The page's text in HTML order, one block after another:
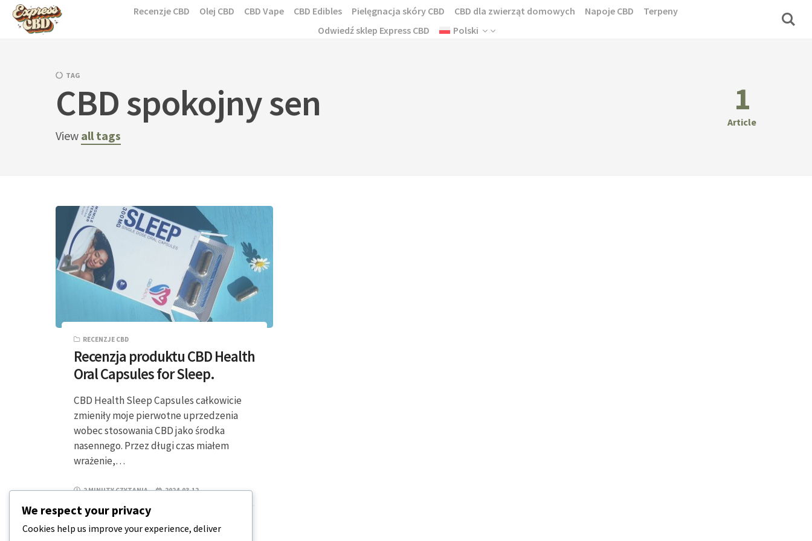
Skip
Recenzje CBD Olej CBD CBD Vape CBD Edibles Pielęgnacja skóry CBD CBD dla zwierząt domowych Napoje CBD
Terpeny
Odwiedź sklep Express CBD
Polski
TAG
CBD spokojny sen
View all tags
1
Article
RECENZJE CBD
Recenzja produktu CBD Health
Oral Capsules for Sleep.
CBD Health Sleep Capsules całkowicie
zmieniły moje pierwotne uprzedzenia
wobec stosowania CBD jako środka
nasennego. Przez długi czas miałem
wrażenie,…
2 MINUTY CZYTANIA 2024-03-12
We respect your privacy
Cookies help us improve your experience, deliver